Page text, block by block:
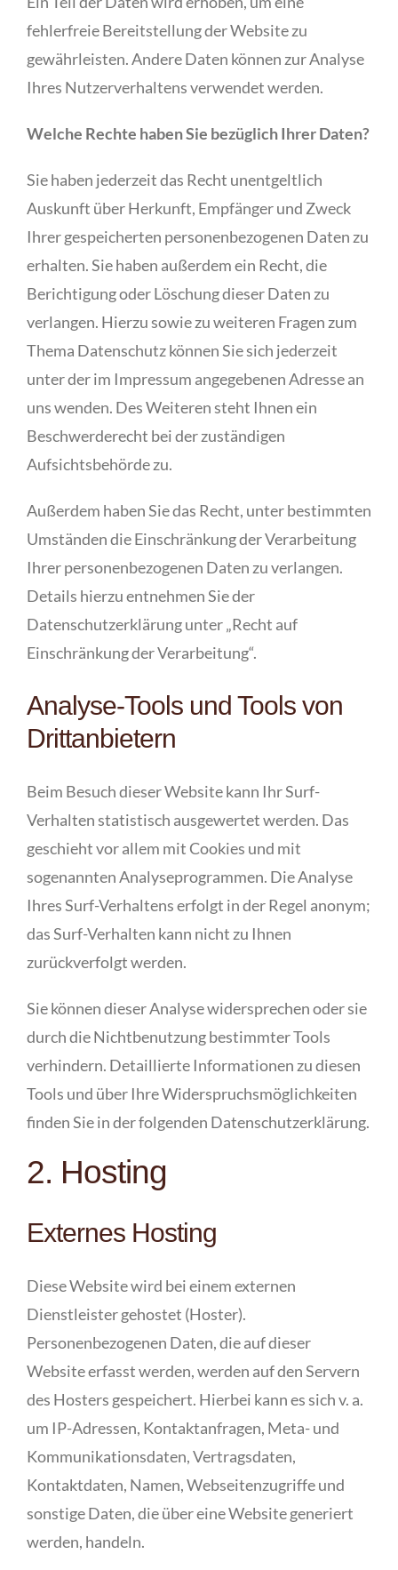
fehlerfreie Bereitstellung der Website zu
gewährleisten. Andere Daten können zur Analyse
Ihres Nutzerverhaltens verwendet werden.
Welche Rechte haben Sie bezüglich Ihrer Daten?
Sie haben jederzeit das Recht unentgeltlich
Auskunft über Herkunft, Empfänger und Zweck
Ihrer gespeicherten personenbezogenen Daten zu
erhalten. Sie haben außerdem ein Recht, die
Berichtigung oder Löschung dieser Daten zu
verlangen. Hierzu sowie zu weiteren Fragen zum
Thema Datenschutz können Sie sich jederzeit
unter der im Impressum angegebenen Adresse an
uns wenden. Des Weiteren steht Ihnen ein
Beschwerderecht bei der zuständigen
Aufsichtsbehörde zu.
Außerdem haben Sie das Recht, unter bestimmten
Umständen die Einschränkung der Verarbeitung
Ihrer personenbezogenen Daten zu verlangen.
Details hierzu entnehmen Sie der
Datenschutzerklärung unter „Recht auf
Einschränkung der Verarbeitung“.
Analyse-Tools und Tools von
Drittanbietern
Beim Besuch dieser Website kann Ihr Surf-
Verhalten statistisch ausgewertet werden. Das
geschieht vor allem mit Cookies und mit
sogenannten Analyseprogrammen. Die Analyse
Ihres Surf-Verhaltens erfolgt in der Regel anonym;
das Surf-Verhalten kann nicht zu Ihnen
zurückverfolgt werden.
Sie können dieser Analyse widersprechen oder sie
durch die Nichtbenutzung bestimmter Tools
verhindern. Detaillierte Informationen zu diesen
Tools und über Ihre Widerspruchsmöglichkeiten
finden Sie in der folgenden Datenschutzerklärung.
2. Hosting
Externes Hosting
Diese Website wird bei einem externen
Dienstleister gehostet (Hoster).
Personenbezogenen Daten, die auf dieser
Website erfasst werden, werden auf den Servern
des Hosters gespeichert. Hierbei kann es sich v. a.
um IP-Adressen, Kontaktanfragen, Meta- und
Kommunikationsdaten, Vertragsdaten,
Kontaktdaten, Namen, Webseitenzugriffe und
sonstige Daten, die über eine Website generiert
werden, handeln.